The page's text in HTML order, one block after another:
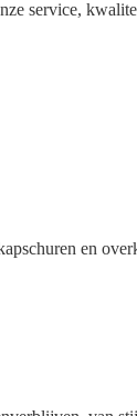
service,
en